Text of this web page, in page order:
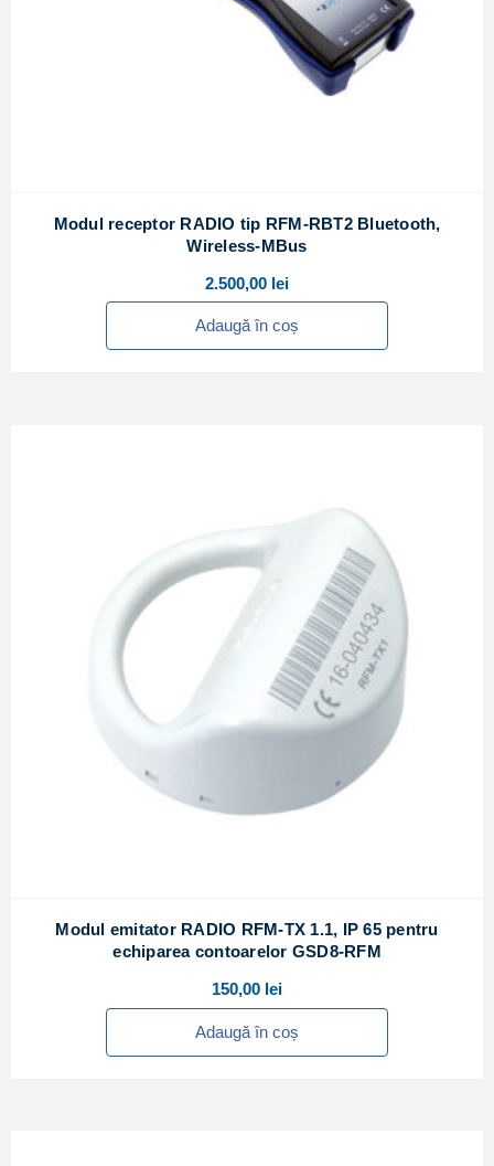
Modul receptor RADIO tip RFM-RBT2 Bluetooth,
Wireless-MBus
2.500,00 lei
Adaugă în coș
Modul emitator RADIO RFM-TX 1.1, IP 65 pentru
echiparea contoarelor GSD8-RFM
150,00 lei
Adaugă în coș